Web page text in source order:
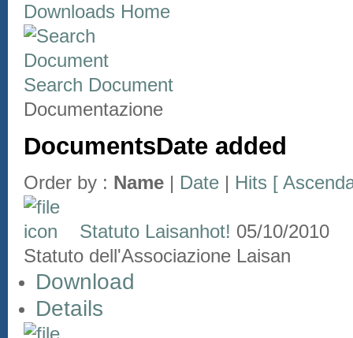
Downloads Home
Search Document
Documentazione
DocumentsDate added
Order by : Name | Date | Hits [
Statuto Laisanhot! 05/10/2010
Statuto dell'Associazione Laisan
Download
Details